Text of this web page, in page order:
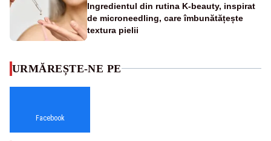
Ingredientul din rutina K-beauty, inspirat
de microneedling, care îmbunătățește
textura pielii
URMĂREȘTE-NE PE
Facebook